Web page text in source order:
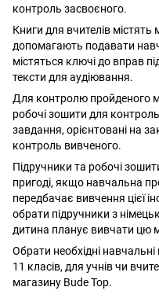
контроль засвоєного.
Книги для вчителів містять
допомагають подавати
містяться ключі до вправ
тексти для аудіювання.
Для контролю пройденого
робочі зошити для
завдання, орієнтовані на
контроль вивченого.
Підручники та робочі
пригоді, якщо навчальна
передбачає вивчення цієї
обрати підручники з
дитина планує вивчати цю
Обрати необхідні
11 класів, для учнів чи
магазину Bude Top.